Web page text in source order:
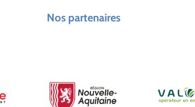
Nos partenaires